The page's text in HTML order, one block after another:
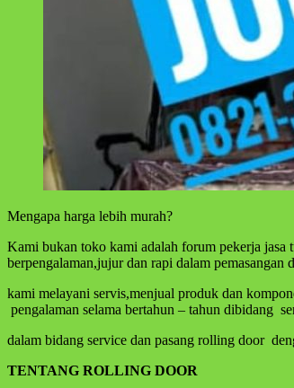
Mengapa harga lebih murah?
Kami bukan toko kami adalah forum pekerja jasa
berpengalaman,jujur dan rapi dalam
kami melayani servis,menjual produk dan
pengalaman selama bertahun – tahun dibidang
dalam bidang service dan pasang rolling door
TENTANG ROLLING DOOR